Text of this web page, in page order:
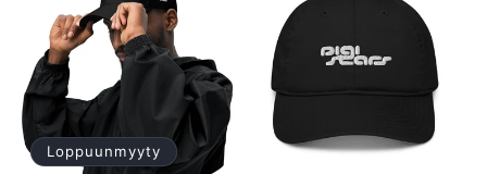
Loppuunmyyty